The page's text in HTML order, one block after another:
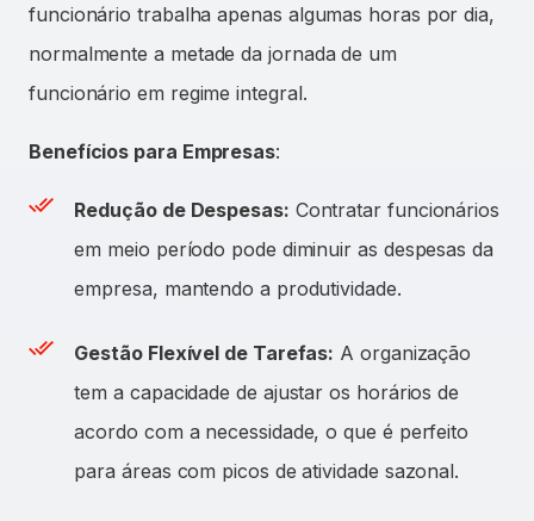
funcionário trabalha apenas algumas horas por dia,
normalmente a metade da jornada de um
funcionário em regime integral.
Benefícios para Empresas:
Redução de Despesas: Contratar funcionários
em meio período pode diminuir as despesas da
empresa, mantendo a produtividade.
Gestão Flexível de Tarefas: A organização
tem a capacidade de ajustar os horários de
acordo com a necessidade, o que é perfeito
para áreas com picos de atividade sazonal.